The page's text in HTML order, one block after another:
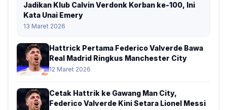
Jadikan Klub Calvin Verdonk Korban ke-100, Ini
Kata Unai Emery
13 Maret 2026
Hattrick Pertama Federico Valverde Bawa
Real Madrid Ringkus Manchester City
12 Maret 2026
Cetak Hattrik ke Gawang Man City,
Federico Valverde Kini Setara Lionel Messi